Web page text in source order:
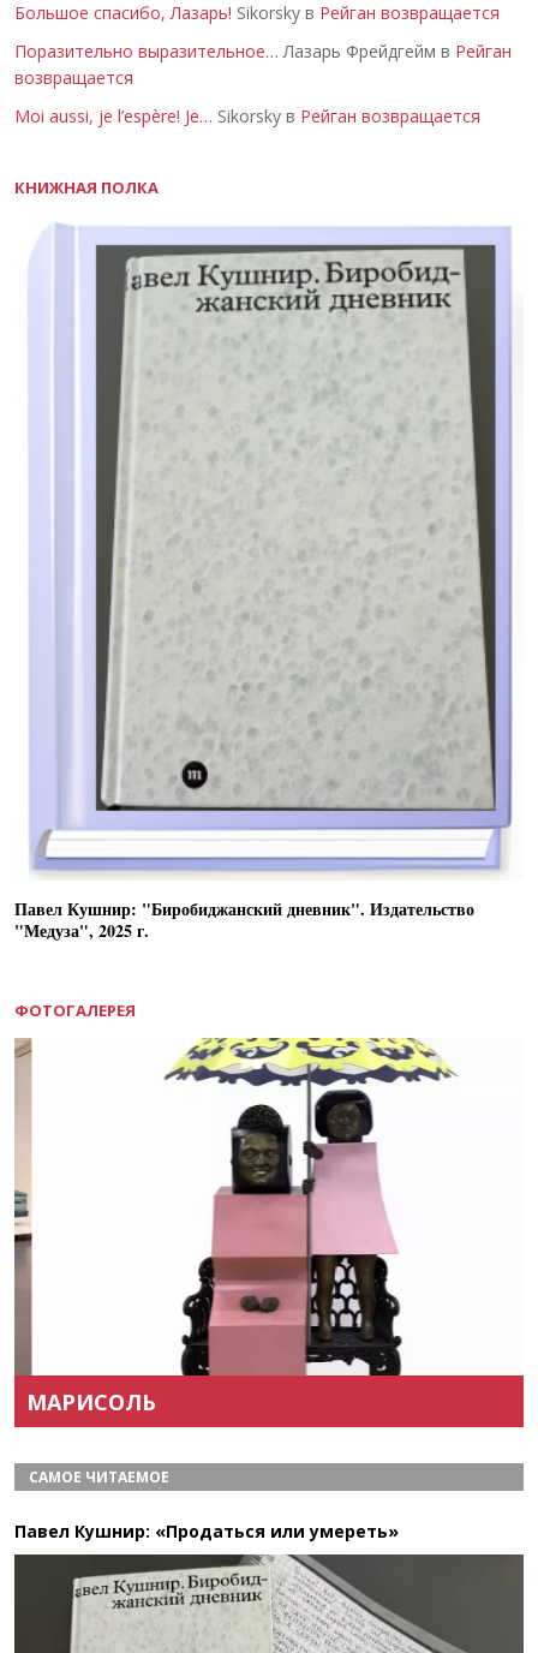
Большое спасибо, Лазарь! Sikorsky в Рейган возвращается
Поразительно выразительное… Лазарь Фрейдгейм в Рейган
возвращается
Moi aussi, je l’espère! Je… Sikorsky в Рейган возвращается
КНИЖНАЯ ПОЛКА
Павел Кушнир: "Биробиджанский дневник". Издательство
"Медуза", 2025 г.
ФОТОГАЛЕРЕЯ
МАРИСОЛЬ
САМОЕ ЧИТАЕМОЕ
Павел Кушнир: «Продаться или умереть»